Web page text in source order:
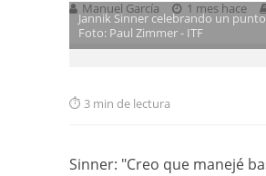
Manuel García 1 mes hace
Jannik Sinner celebrando un
Foto: Paul Zimmer - ITF
3 min de lectura
Sinner: "Creo que manejé